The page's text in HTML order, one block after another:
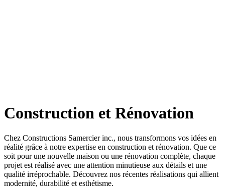
Construction et Rénovation
Chez Constructions Samercier inc., nous transformons vos idées en
réalité grâce à notre expertise en construction et rénovation. Que ce
soit pour une nouvelle maison ou une rénovation complète, chaque
projet est réalisé avec une attention minutieuse aux détails et une
qualité irréprochable. Découvrez nos récentes réalisations qui allient
modernité, durabilité et esthétisme.